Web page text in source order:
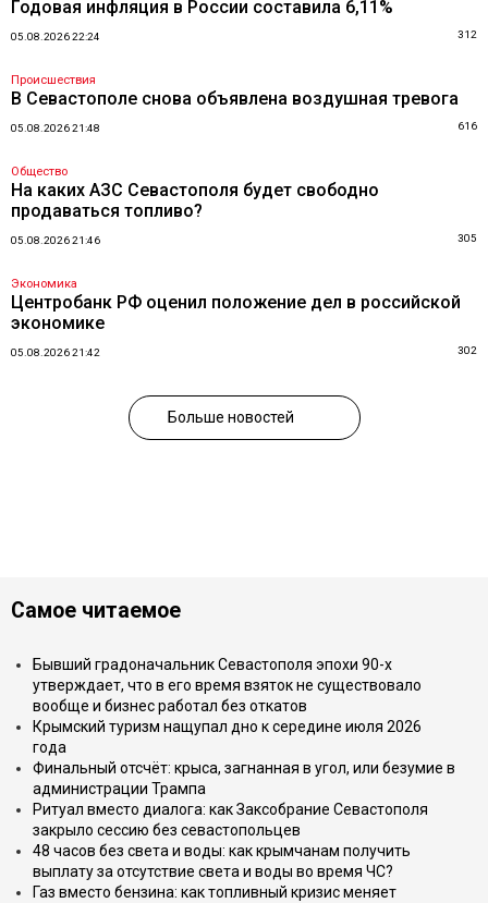
Годовая инфляция в России составила 6,11%
05.08.2026 22:24 312
Происшествия
В Севастополе снова объявлена воздушная тревога
05.08.2026 21:48 616
Общество
На каких АЗС Севастополя будет свободно
продаваться топливо?
05.08.2026 21:46 305
Экономика
Центробанк РФ оценил положение дел в российской
экономике
05.08.2026 21:42 302
Больше новостей
Самое читаемое
Бывший градоначальник Севастополя эпохи 90-х
утверждает, что в его время взяток не существовало
вообще и бизнес работал без откатов
Крымский туризм нащупал дно к середине июля 2026
года
Финальный отсчёт: крыса, загнанная в угол, или безумие в
администрации Трампа
Ритуал вместо диалога: как Заксобрание Севастополя
закрыло сессию без севастопольцев
48 часов без света и воды: как крымчанам получить
выплату за отсутствие света и воды во время ЧС?
Газ вместо бензина: как топливный кризис меняет